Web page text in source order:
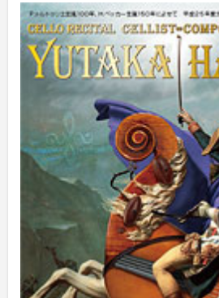
2025年5月
2025年3月
2025年2月
2025年1月
2024年12月
2024年11月
2024年10月